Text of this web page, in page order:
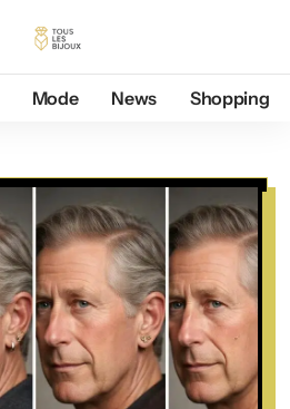
Mode News Shopping